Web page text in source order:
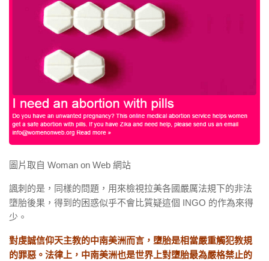
圖片取自 Woman on Web 網站
諷刺的是，同樣的問題，用來檢視拉美各國嚴厲法規下的非法
墮胎後果，得到的困惑似乎不會比質疑這個 INGO 的作為來得
少。
對虔誠信仰天主教的中南美洲而言，墮胎是相當嚴重觸犯教規
的罪惡。法律上，中南美洲也是世界上對墮胎最為嚴格禁止的